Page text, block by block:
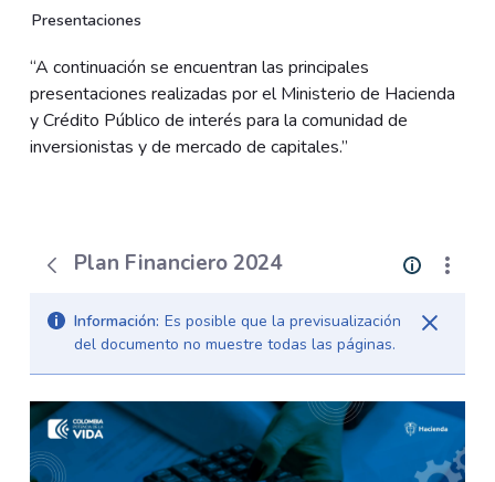
Presentaciones
“A continuación se encuentran las principales
presentaciones realizadas por el Ministerio de Hacienda
y Crédito Público de interés para la comunidad de
inversionistas y de mercado de capitales.”
Plan Financiero 2024
Información: Es posible que la previsualización
del documento no muestre todas las páginas.